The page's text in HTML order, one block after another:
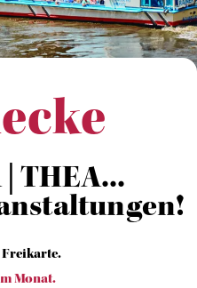
THEA...
Monat.